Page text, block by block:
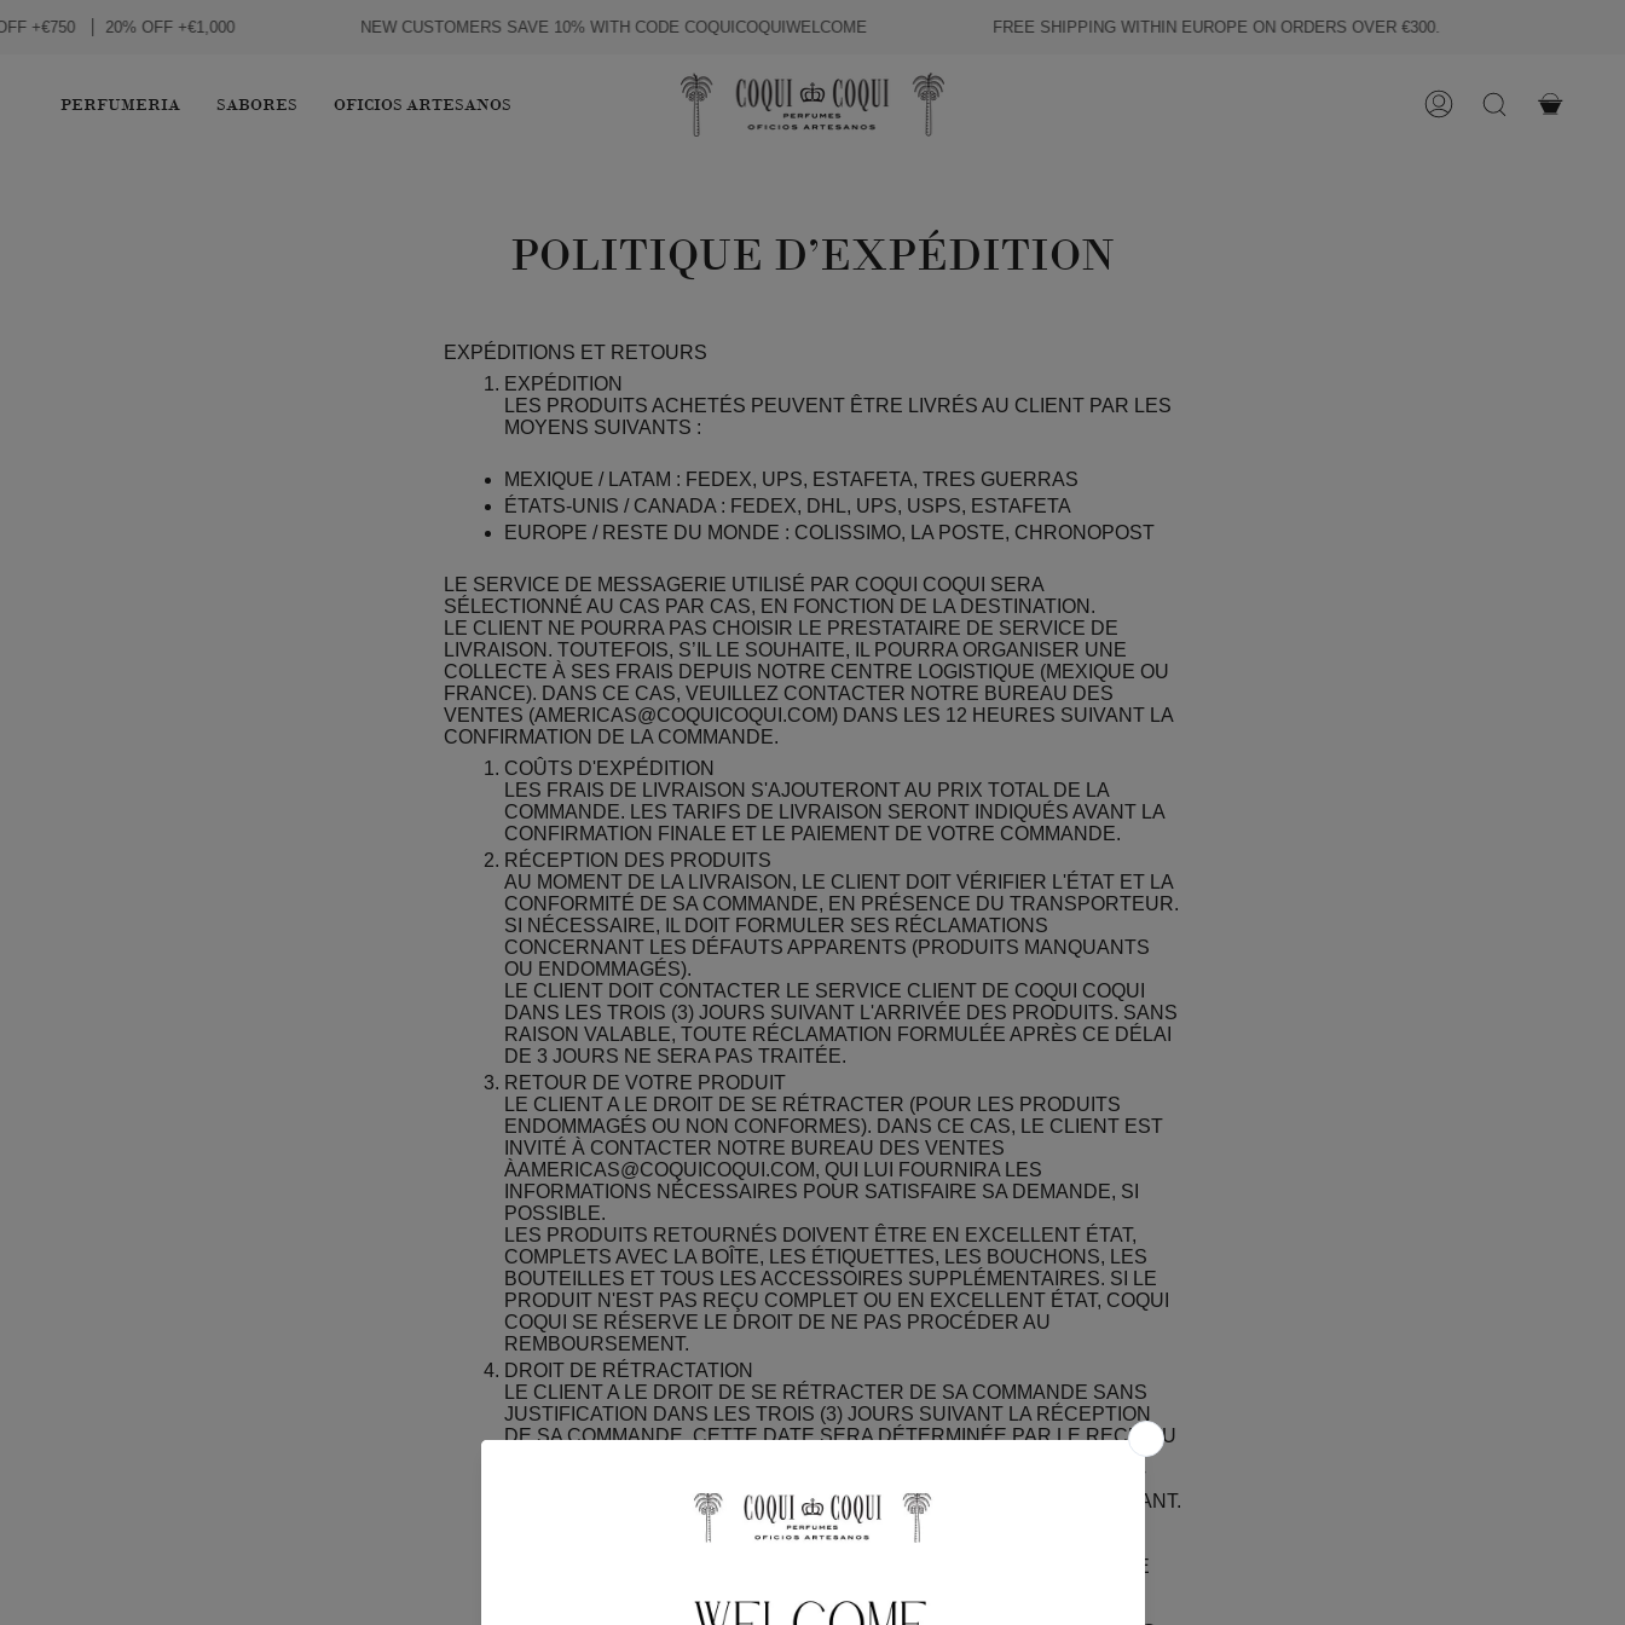
AU+€750 20% OFF +€1,000 NEW CUSTOMERS SAVE 10% WITH CODECOQUICOQUIWELCOME FREE SHIPPING WITHIN EUROPE ON ORDERS OVER €300.
PERFUMERIA SABORES OFICIOS ARTESANOS COMPTERECHERCHE
POLITIQUE D’EXPÉDITION
EXPÉDITIONS ET RETOURS
EXPÉDITION
LES PRODUITS ACHETÉS PEUVENT ÊTRE LIVRÉS AU CLIENT PAR LES
MOYENS SUIVANTS :
MEXIQUE / LATAM : FEDEX, UPS, ESTAFETA, TRES GUERRAS
ÉTATS-UNIS / CANADA : FEDEX, DHL, UPS, USPS, ESTAFETA
EUROPE / RESTE DU MONDE : COLISSIMO, LA POSTE, CHRONOPOST
LE SERVICE DE MESSAGERIE UTILISÉ PAR COQUI COQUI SERA
SÉLECTIONNÉ AU CAS PAR CAS, EN FONCTION DE LA DESTINATION.
LE CLIENT NE POURRA PAS CHOISIR LE PRESTATAIRE DE SERVICE DE
LIVRAISON. TOUTEFOIS, S’IL LE SOUHAITE, IL POURRA ORGANISER UNE
COLLECTE À SES FRAIS DEPUIS NOTRE CENTRE LOGISTIQUE (MEXIQUE OU
FRANCE). DANS CE CAS, VEUILLEZ CONTACTER NOTRE BUREAU DES
VENTES (AMERICAS@COQUICOQUI.COM) DANS LES 12 HEURES SUIVANT LA
CONFIRMATION DE LA COMMANDE.
COÛTS D'EXPÉDITION
LES FRAIS DE LIVRAISON S'AJOUTERONT AU PRIX TOTAL DE LA
COMMANDE. LES TARIFS DE LIVRAISON SERONT INDIQUÉS AVANT LA
CONFIRMATION FINALE ET LE PAIEMENT DE VOTRE COMMANDE.
RÉCEPTION DES PRODUITS
AU MOMENT DE LA LIVRAISON, LE CLIENT DOIT VÉRIFIER L'ÉTAT ET LA
CONFORMITÉ DE SA COMMANDE, EN PRÉSENCE DU TRANSPORTEUR.
SI NÉCESSAIRE, IL DOIT FORMULER SES RÉCLAMATIONS
CONCERNANT LES DÉFAUTS APPARENTS (PRODUITS MANQUANTS
OU ENDOMMAGÉS).
LE CLIENT DOIT CONTACTER LE SERVICE CLIENT DE COQUI COQUI
DANS LES TROIS (3) JOURS SUIVANT L'ARRIVÉE DES PRODUITS. SANS
RAISON VALABLE, TOUTE RÉCLAMATION FORMULÉE APRÈS CE DÉLAI
DE 3 JOURS NE SERA PAS TRAITÉE.
RETOUR DE VOTRE PRODUIT
LE CLIENT A LE DROIT DE SE RÉTRACTER (POUR LES PRODUITS
ENDOMMAGÉS OU NON CONFORMES). DANS CE CAS, LE CLIENT EST
INVITÉ À CONTACTER NOTRE BUREAU DES VENTES
ÀAMERICAS@COQUICOQUI.COM, QUI LUI FOURNIRA LES
INFORMATIONS NÉCESSAIRES POUR SATISFAIRE SA DEMANDE, SI
POSSIBLE.
LES PRODUITS RETOURNÉS DOIVENT ÊTRE EN EXCELLENT ÉTAT,
COMPLETS AVEC LA BOÎTE, LES ÉTIQUETTES, LES BOUCHONS, LES
BOUTEILLES ET TOUS LES ACCESSOIRES SUPPLÉMENTAIRES. SI LE
PRODUIT N'EST PAS REÇU COMPLET OU EN EXCELLENT ÉTAT, COQUI
COQUI SE RÉSERVE LE DROIT DE NE PAS PROCÉDER AU
REMBOURSEMENT.
DROIT DE RÉTRACTATION
LE CLIENT A LE DROIT DE SE RÉTRACTER DE SA COMMANDE SANS
JUSTIFICATION DANS LES TROIS (3) JOURS SUIVANT LA RÉCEPTION
DE SA COMMANDE. CETTE DATE SERA DÉTERMINÉE PAR LE REÇU DU
JOURS SE TERMINE UN SAMEDI, DIMANCHE OU JOUR FÉRIÉ, IL EST
AUTOMATIQUEMENT PROLONGÉ JUSQU'AU JOUR OUVRABLE SUIVANT.
POUR EXERCER SON DROIT DE RÉTRACTATION, LE CLIENT DOIT
ENVOYER PAR E-MAIL UNE DÉCLARATION CLAIRE EXPRIMANT SA
VOLONTÉ DE SE RÉTRACTER. CETTE DÉCLARATION DOIT INCLURE
QUANTITÉS RETOURNÉS À COQUI COQUI, AINSI QUE L'ADRESSE